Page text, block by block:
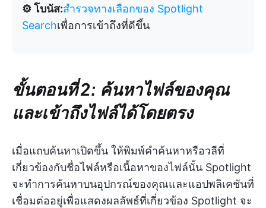
⚙️ โบนัส:สำรวจทางเลือกของ Spotlight
Searchเพื่อการเข้าถึงที่ดีขึ้น
ขั้นตอนที่ 2: ค้นหาไฟล์ของคุณ
และเข้าถึงไฟล์ได้โดยตรง
เมื่อแถบค้นหาเปิดขึ้น ให้พิมพ์คำค้นหาหรือวลีที่
เกี่ยวข้องกับชื่อไฟล์หรือเนื้อหาของไฟล์นั้น Spotlight
จะทำการค้นหาบนอุปกรณ์ของคุณและแอปพลิเคชันที่
เชื่อมต่ออยู่เพื่อแสดงผลลัพธ์ที่เกี่ยวข้อง Spotlight จะ